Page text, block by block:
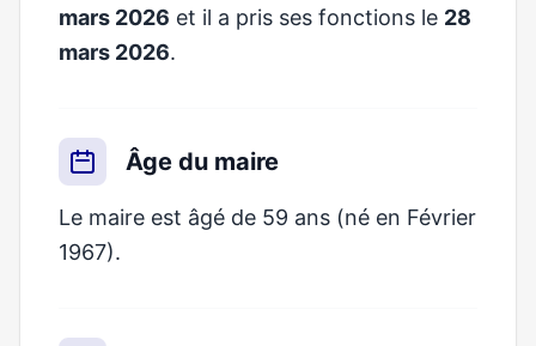
mars 2026 et il a pris ses fonctions le 28
mars 2026.
Âge du maire
Le maire est âgé de 59 ans (né en Février
1967).